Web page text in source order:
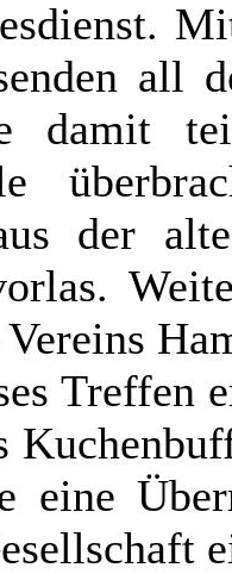
all
damit
der
Treffen
eine